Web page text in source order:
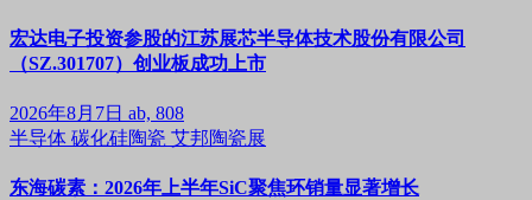
宏达电子投资参股的江苏展芯半导体技术股份有限公司
（SZ.301707）创业板成功上市
2026年8月7日 ab, 808
半导体 碳化硅陶瓷 艾邦陶瓷展
东海碳素：2026年上半年SiC聚焦环销量显著增长